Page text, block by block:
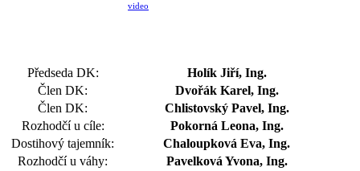
video
Předseda DK:
Holík Jiří, Ing.
Člen DK:
Dvořák Karel, Ing.
Člen DK:
Chlistovský Pavel, Ing.
Rozhodčí u cíle:
Pokorná Leona, Ing.
Dostihový tajemník:
Chaloupková Eva, Ing.
Rozhodčí u váhy:
Pavelková Yvona, Ing.